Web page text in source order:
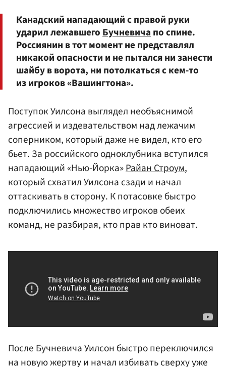
Канадский нападающий с правой руки
ударил лежавшегоБучневичапо спине.
Россиянин в тот момент не представлял
никакой опасности и не пытался ни занести
шайбу в ворота, ни потолкаться с кем-то
из игроков «Вашингтона».
Поступок Уилсона выглядел необъяснимой
агрессией и издевательством над лежачим
соперником, который даже не видел, кто его
бьет. За российского одноклубника вступился
нападающий «Нью-Йорка»Райан Строум,
который схватил Уилсона сзади и начал
оттаскивать в сторону. К потасовке быстро
подключились множество игроков обеих
команд, не разбирая, кто прав кто виноват.
После Бучневича Уилсон быстро переключился
на новую жертву и начал избивать сверху уже